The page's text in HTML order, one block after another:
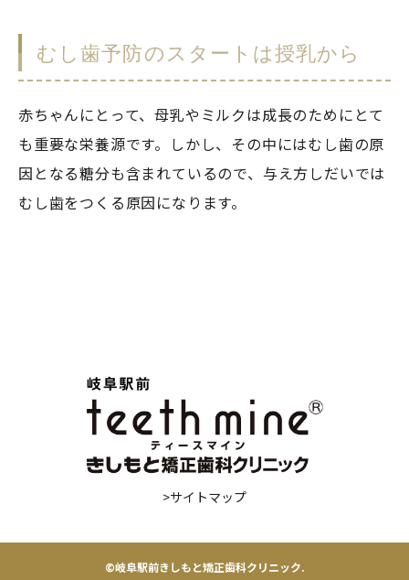
むし歯予防のスタートは授乳から
赤ちゃんにとって、母乳やミルクは成長のためにとて
も重要な栄養源です。しかし、その中にはむし歯の原
因となる糖分も含まれているので、与え方しだいでは
むし歯をつくる原因になります。
>サイトマップ
©︎岐阜駅前きしもと矯正歯科クリニック.